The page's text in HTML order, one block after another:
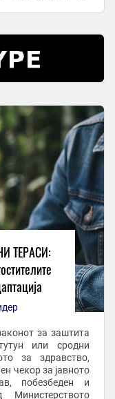
ТЕРАСИ:
за заштита
или сродни
за здравство,
чекор за јавното
побезбеден и